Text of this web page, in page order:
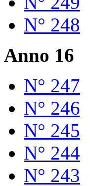
N° 248
Anno 16
N° 247
N° 246
N° 245
N° 244
N° 243